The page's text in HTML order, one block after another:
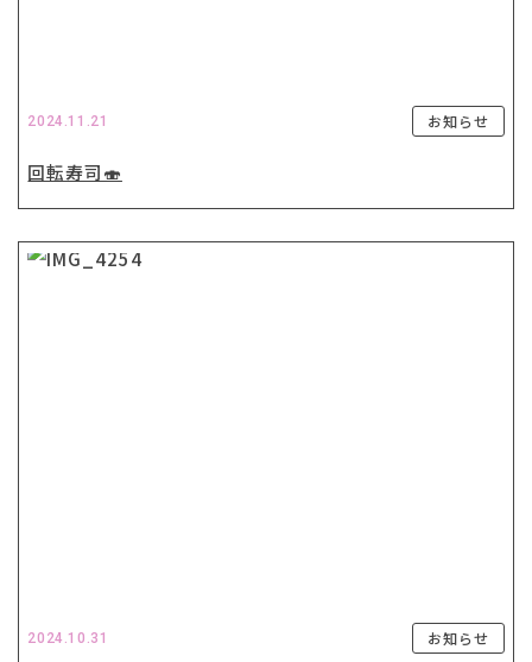
2024.11.21 お知らせ
回転寿司🍣
2024.10.31 お知らせ